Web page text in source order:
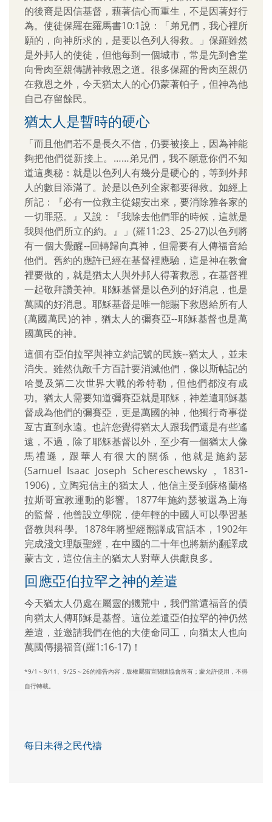
的後裔是因信基督，藉著信心而重生，不是因著好行
為。使徒保羅在羅馬書10:1說：「弟兄們，我心裡所
願的，向神所求的，是要以色列人得救。」保羅雖然
是外邦人的使徒，但他每到一個城市，常是先到會堂
向骨肉至親傳講神救恩之道。很多保羅的骨肉至親仍
在救恩之外，今天猶太人的心仍蒙著帕子，但神為他
自己存留餘民。
猶太人是暫時的硬心
「而且他們若不是長久不信，仍要被接上，因為神能
夠把他們從新接上。……弟兄們，我不願意你們不知
道這奧秘：就是以色列人有幾分是硬心的，等到外邦
人的數目添滿了。於是以色列全家都要得救。如經上
所記：『必有一位救主從錫安出來，要消除雅各家的
一切罪惡。』又說：『我除去他們罪的時候，這就是
我與他們所立的約。』」(羅11:23、25-27)以色列將
有一個大覺醒--回轉歸向真神，但需要有人傳福音給
他們。舊約的應許已經在基督裡應驗，這是神在教會
裡要做的，就是猶太人與外邦人得著救恩，在基督裡
一起敬拜讚美神。耶穌基督是以色列的好消息，也是
萬國的好消息。耶穌基督是唯一能賜下救恩給所有人
(萬國萬民)的神，猶太人的彌賽亞--耶穌基督也是萬
國萬民的神。
這個有亞伯拉罕與神立約記號的民族--猶太人，並未
消失。雖然仇敵千方百計要消滅他們，像以斯帖記的
哈曼及第二次世界大戰的希特勒，但他們都沒有成
功。猶太人需要知道彌賽亞就是耶穌，神差遣耶穌基
督成為他們的彌賽亞，更是萬國的神，他獨行奇事從
亙古直到永遠。也許您覺得猶太人跟我們還是有些遙
遠，不過，除了耶穌基督以外，至少有一個猶太人像
馬禮遜，跟華人有很大的關係，他就是施約瑟
(Samuel Isaac Joseph Schereschewsky，1831-
1906)，立陶宛信主的猶太人，他信主受到蘇格蘭格
拉斯哥宣教運動的影響。1877年施約瑟被選為上海
的監督，他曾設立學院，使年輕的中國人可以學習基
督教與科學。1878年將聖經翻譯成官話本，1902年
完成淺文理版聖經，在中國的二十年也將新約翻譯成
蒙古文，這位信主的猶太人對華人供獻良多。
回應亞伯拉罕之神的差遣
今天猶太人仍處在屬靈的饑荒中，我們當還福音的債
向猶太人傳耶穌是基督。這位差遣亞伯拉罕的神仍然
差遣，並邀請我們在他的大使命同工，向猶太人也向
萬國傳揚福音(羅1:16-17)！
*9/1～9/11、9/25～26的禱告內容，版權屬猶宣關懷協會所有；蒙允許使用，不得
自行轉載。
每日未得之民代禱